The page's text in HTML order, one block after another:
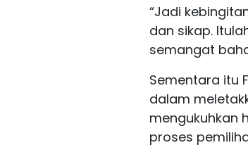
“Jadi
dan sikap.
semangat
Sementara itu
dalam
mengukuhkan
proses